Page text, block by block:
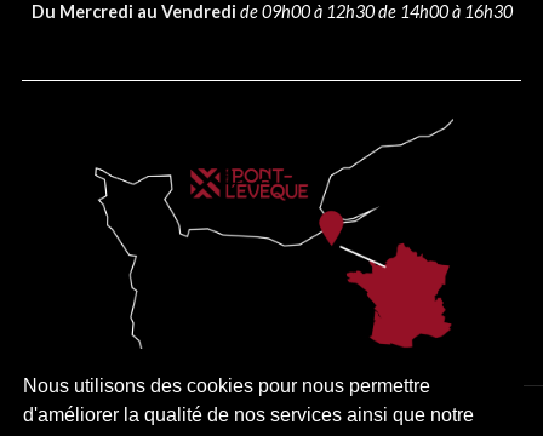
Nous utilisons des cookies pour nous permettre
d'améliorer la qualité de nos services ainsi que notre
Du Mercredi au Vendredi de 09h00 à 12h30 de 14h00 à 16h30
PLAN DU SITE MENTIONS LÉGALES ACCESSIBILITÉ